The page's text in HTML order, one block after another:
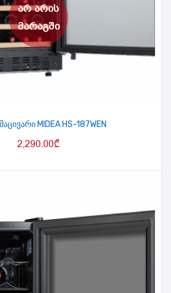
MIDEA HS-187WEN
2,290.00₾